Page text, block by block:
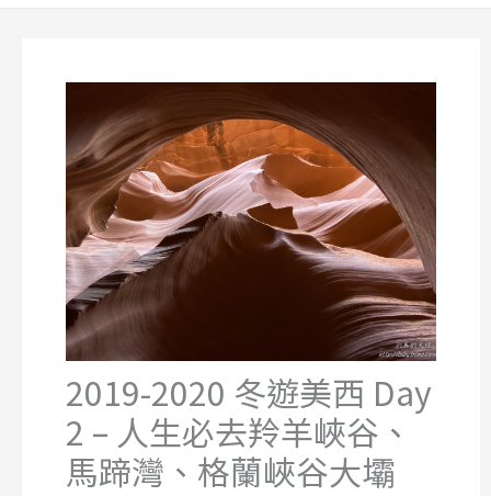
2019-2020 冬遊美西 Day
2 – 人生必去羚羊峽谷、
馬蹄灣、格蘭峽谷大壩